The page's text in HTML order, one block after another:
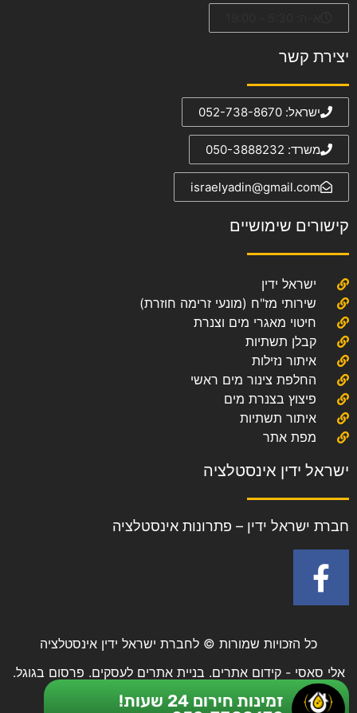
זמינות חירום 24 שעות!
יצירת קשר
ישראל: 052-738-8670
משרד: 050-3888232
israelyadin@gmail.com
קישורים שימושיים
ישראל ידין
שירותי מז"ח (מונעי זרימה חוזרת)
חיטוי מאגרי מים וצנרת
קבלן תשתיות
איתור נזילות
החלפת צינור מים ראשי
פיצוץ בצנרת מים
איתור תשתיות
מפת אתר
ישראל ידין אינסטלציה
חברת ישראל ידין – פתרונות אינסטלציה
כל הזכויות שמורות © לחברת ישראל ידין אינסטלציה
אלי סאסי - קידום אתרים. בניית אתרים לעסקים. פרסום בגוגל.
פרסום בגוגל